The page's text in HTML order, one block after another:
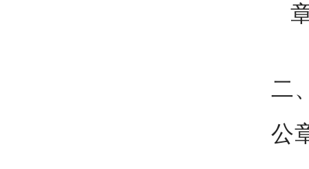
二
公